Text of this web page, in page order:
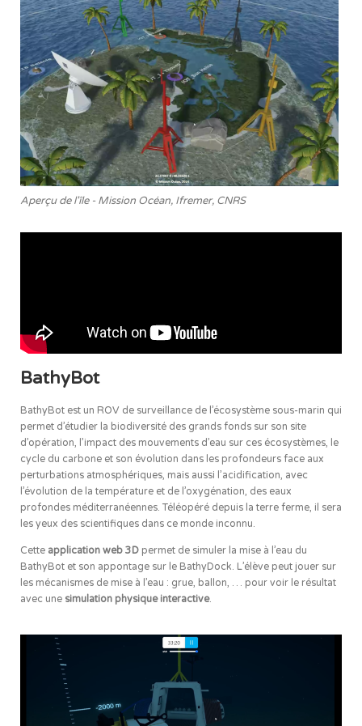
Aperçu de l'île - Mission Océan, Ifremer, CNRS
BathyBot
BathyBot est un ROV de surveillance de l’écosystème sous-marin qui
permet d’étudier la biodiversité des grands fonds sur son site
d’opération, l’impact des mouvements d’eau sur ces écosystèmes, le
cycle du carbone et son évolution dans les profondeurs face aux
perturbations atmosphériques, mais aussi l’acidification, avec
l’évolution de la température et de l’oxygénation, des eaux
profondes méditerranéennes. Téléopéré depuis la terre ferme, il sera
les yeux des scientifiques dans ce monde inconnu.
Cette application web 3D permet de simuler la mise à l’eau du
BathyBot et son appontage sur le BathyDock. L’élève peut jouer sur
les mécanismes de mise à l’eau : grue, ballon, … pour voir le résultat
avec une simulation physique interactive.